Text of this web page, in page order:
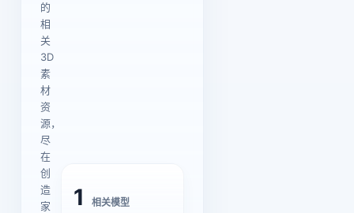
的
相
关
3D
素
材
资
源，
尽
在
创
造
家
1 相关模型